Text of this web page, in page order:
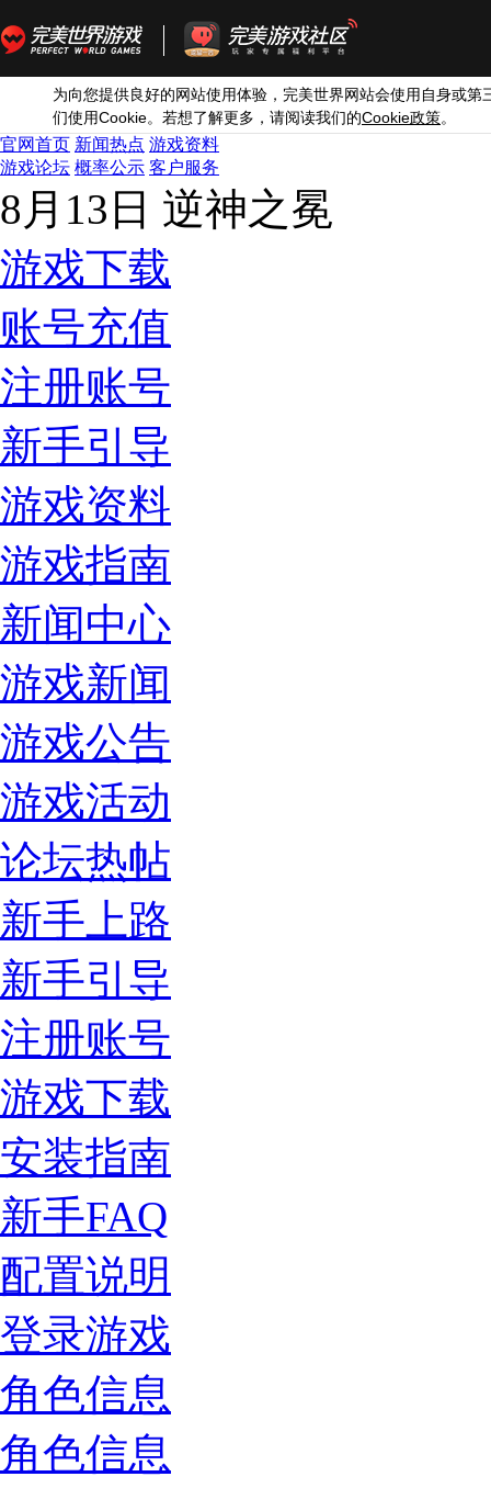
为向您提供良好的网站使用体验，完美世界网站会使用自身或第
们使用Cookie。若想了解更多，请阅读我们的Cookie政策。
官网首页 新闻热点 游戏资料
游戏论坛 概率公示 客户服务
8月13日 逆神之冕
游戏下载
账号充值
注册账号
新手引导
游戏资料
游戏指南
新闻中心
游戏新闻
游戏公告
游戏活动
论坛热帖
新手上路
新手引导
注册账号
游戏下载
安装指南
新手FAQ
配置说明
登录游戏
角色信息
角色信息